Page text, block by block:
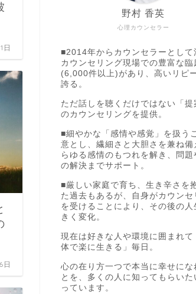
日
日
心理カウンセラー
野村 香英
■2014年からカウンセラーとして
カウンセリング現場での豊富な臨
(6,000件以上)があり、高いリピ
誇る。
ただ話しを聴くだけではない「提
のカウンセリングを提供。
■細やかな「感情や感覚」を扱う
意とし、繊細さと大胆さを兼ね備
らゆる感情のもつれを解き、問題
の解決までサポート。
■厳しい家庭で育ち、生き辛さを
た過去もあるが、自身がカウンセ
を受けることにより、その後の人
きく変化。
現在は好きな人や環境に囲まれて
体で楽に生きる」毎日。
心の在り方一つで本当に幸せにな
とを、多くの人に知ってもらいた
っています。